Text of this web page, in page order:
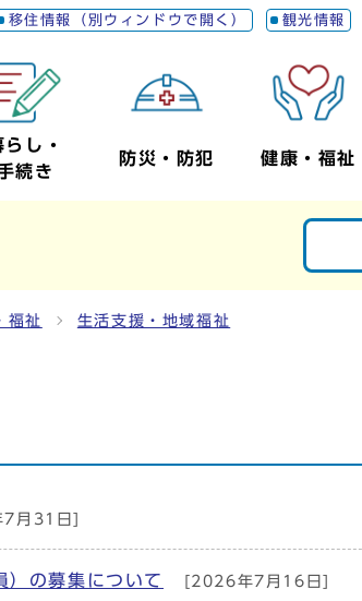
移住情報（別ウィンドウで開く） 観光情報
らし・
続き
防災・防犯 健康・福祉
福祉 生活支援・地域福祉
月31日]
）の募集について [2026年7月16日]